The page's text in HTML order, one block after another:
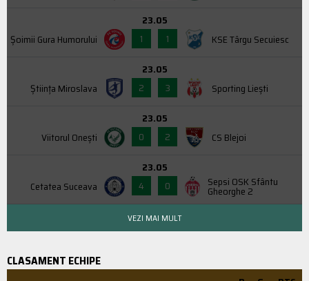
Şoimii Gura Humorului
23.05
1
1 KSE Târgu Secuiesc
Știința Miroslava
23.05
2
3 Sporting Liești
Viitorul Onești
23.05
0
2 CS Blejoi
Cetatea Suceava
23.05
4
0 Sepsi OSK Sfântu
Gheorghe 2
VEZI MAI MULT
CLASAMENT ECHIPE